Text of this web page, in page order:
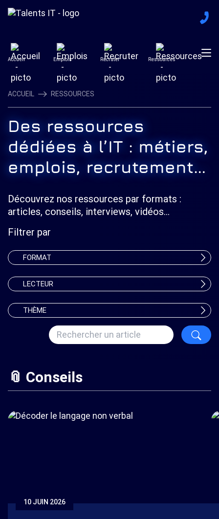
Accueil Emplois Recruter Ressources
ACCUEIL RESSOURCES
Des ressources
dédiées à l’IT : métiers,
emplois, recrutement…
Découvrez nos ressources par formats :
articles, conseils, interviews, vidéos...
Filtrer par
FORMAT
LECTEUR
THÈME
📎 Conseils
10 JUIN 2026